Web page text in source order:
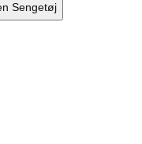
Sengetøj